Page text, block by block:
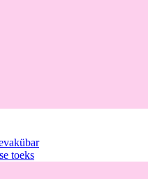
toeks